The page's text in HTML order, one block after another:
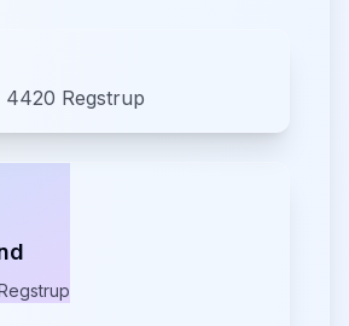
4420 Regstrup